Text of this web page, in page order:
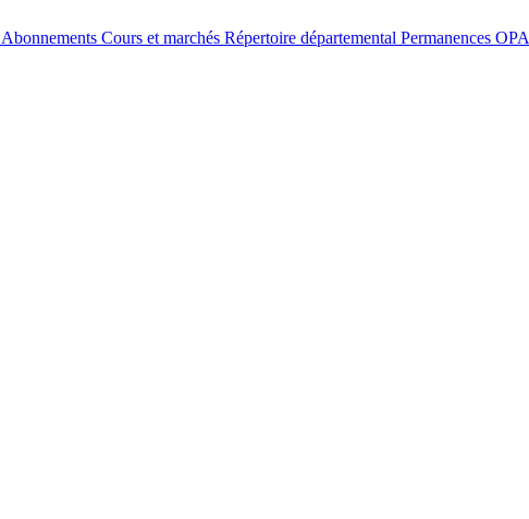
Abonnements Cours et marchés Répertoire départemental Permanences OPA